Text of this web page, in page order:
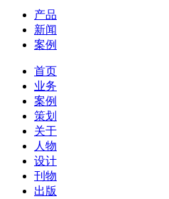
产品
新闻
案例
首页
业务
案例
策划
关于
人物
设计
刊物
出版